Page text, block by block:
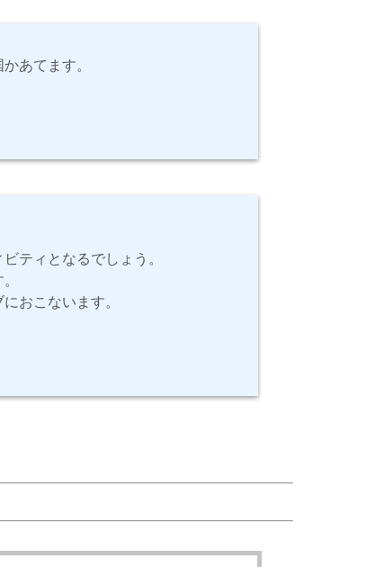
あてます。
ティとなるでしょう。
おこないます。